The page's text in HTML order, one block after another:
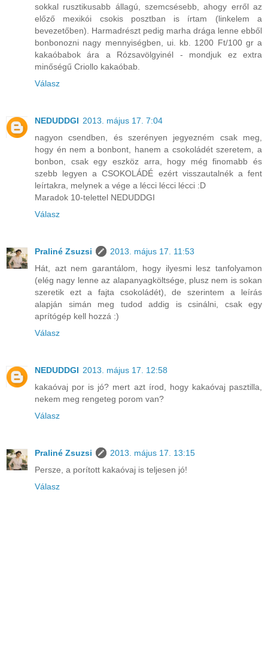
sokkal rusztikusabb állagú, szemcsésebb, ahogy erről az
előző mexikói csokis posztban is írtam (linkelem a
bevezetőben). Harmadrészt pedig marha drága lenne ebből
bonbonozni nagy mennyiségben, ui. kb. 1200 Ft/100 gr a
kakaóbabok ára a Rózsavölgyinél - mondjuk ez extra
minőségű Criollo kakaóbab.
Válasz
NEDUDDGI 2013. május 17. 7:04
nagyon csendben, és szerényen jegyezném csak meg,
hogy én nem a bonbont, hanem a csokoládét szeretem, a
bonbon, csak egy eszköz arra, hogy még finomabb és
szebb legyen a CSOKOLÁDÉ ezért visszautalnék a fent
leírtakra, melynek a vége a lécci lécci lécci :D
Maradok 10-telettel NEDUDDGI
Válasz
Praliné Zsuzsi
2013. május 17. 11:53
Hát, azt nem garantálom, hogy ilyesmi lesz tanfolyamon
(elég nagy lenne az alapanyagköltsége, plusz nem is sokan
szeretik ezt a fajta csokoládét), de szerintem a leírás
alapján simán meg tudod addig is csinálni, csak egy
aprítógép kell hozzá :)
Válasz
NEDUDDGI 2013. május 17. 12:58
kakaóvaj por is jó? mert azt írod, hogy kakaóvaj pasztilla,
nekem meg rengeteg porom van?
Válasz
Praliné Zsuzsi
2013. május 17. 13:15
Persze, a porított kakaóvaj is teljesen jó!
Válasz